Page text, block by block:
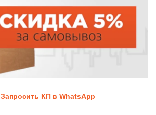
Запросить КП в WhatsApp